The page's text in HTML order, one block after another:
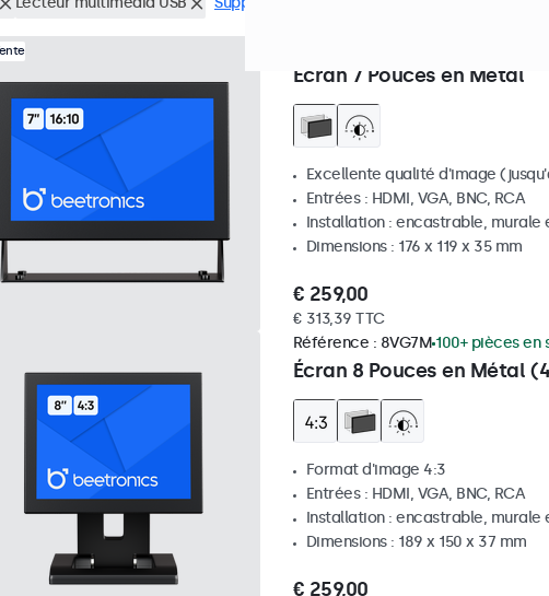
Écran 7 Pouces en Métal
Excellente qualité d'image
Entrées : HDMI, VGA, BNC, RCA
Installation : encastrable, murale
Dimensions : 176 x 119 x 35 mm
€ 259,00
€ 313,39 TTC
Écran 8 Pouces en Métal
Référence : 8VG7M 100+ pièces en
Format d'image 4:3
Entrées : HDMI, VGA, BNC, RCA
Installation : encastrable, murale
Dimensions : 189 x 150 x 37 mm
€ 259,00